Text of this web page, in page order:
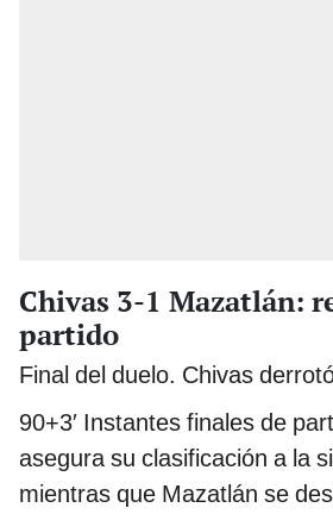
Chivas 3-1 Mazatlán:
partido
Final del duelo. Chivas
90+3′ Instantes finales de
asegura su clasificación a la
mientras que Mazatlán se